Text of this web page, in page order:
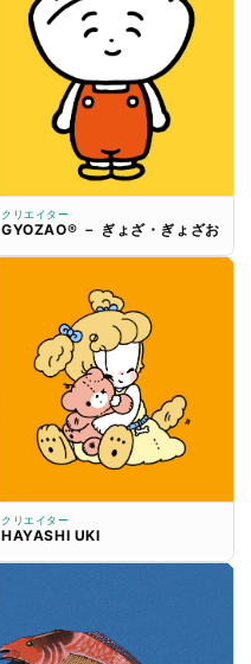
クリエイター
GYOZAO® － ぎょざ・ぎょざお
クリエイター
HAYASHI UKI